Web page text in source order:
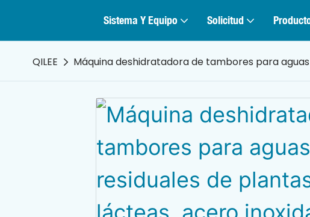
Sistema Y Equipo Solicitud
QILEE Máquina deshidratadora de tambores para